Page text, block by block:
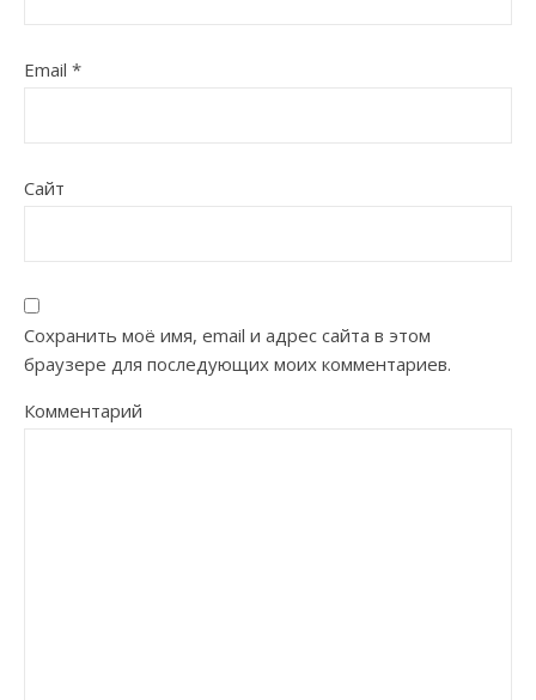
Email *
Сайт
Сохранить моё имя, email и адрес сайта в этом
браузере для последующих моих комментариев.
Комментарий